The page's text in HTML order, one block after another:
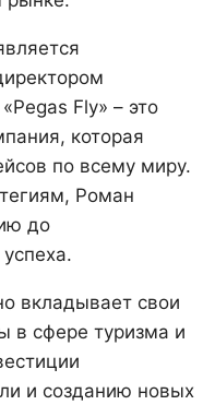
Fly» – это
которая
по всему миру.
Роман
до
вкладывает свои
в сфере туризма и
и созданию новых